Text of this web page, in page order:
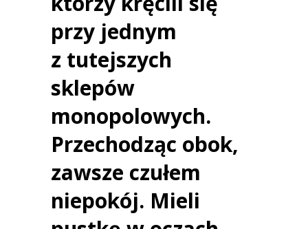
przy jednym
z tutejszych
sklepów
monopolowych.
Przechodząc obok,
zawsze czułem
niepokój. Mieli